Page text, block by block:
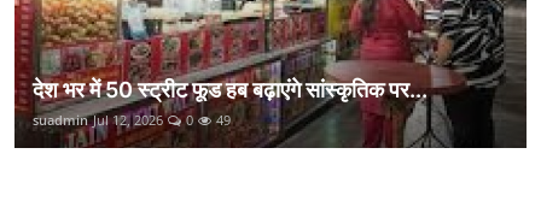
देश भर में 50 स्ट्रीट फूड हब बढ़ाएंगे सांस्कृतिक पर...
suadmin Jul 12, 2026 0 49